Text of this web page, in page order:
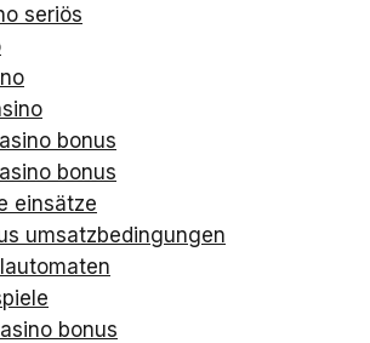
seriös
bonus
bonus
einsätze
umsatzbedingungen
bonus